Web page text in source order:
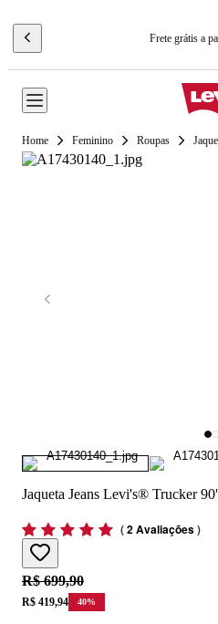
Frete grátis a
Feminino Roupas
Jaqueta Jeans Levi's® Trucker
(2 Avaliações)
Original price:
R$ 699,90
Price:
R$ 419,94 40%